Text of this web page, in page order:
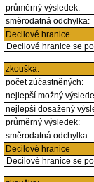
průměrný výsledek:
směrodatná odchylka:
Decilové hranice
Decilové hranice se
zkouška:
počet zúčastněných:
nejlepší možný
nejlepší dosažený
průměrný výsledek:
směrodatná odchylka:
Decilové hranice
Decilové hranice se